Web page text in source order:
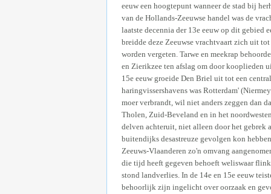
eeuw een hoogtepunt wanneer de stad bij
van de Hollands-Zeeuwse handel was de
laatste decennia der 13e eeuw op dit gebied
breidde deze Zeeuwse vrachtvaart zich uit
worden vergeten. Tarwe en meekrap
en Zierikzee ten afslag om door kooplieden
15e eeuw groeide Den Briel uit tot een
haringvissershavens was Rotterdam'
moer verbrandt, wil niet anders zeggen dan
Tholen, Zuid-Beveland en in het
delven achteruit, niet alleen door het gebrek
buitendijks desastreuze gevolgen kon
Zeeuws-Vlaanderen zo'n omvang
die tijd heeft gegeven behoeft weliswaar
stond landverlies. In de 14e en 15e eeuw
behoorlijk zijn ingelicht over oorzaak en